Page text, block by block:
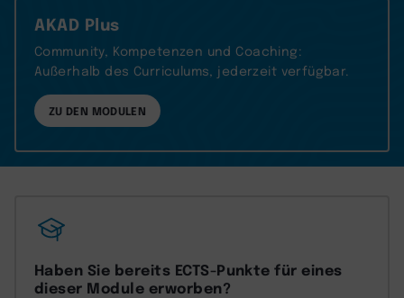
AKAD Plus
Community, Kompetenzen und Coaching:
Außerhalb des Curriculums, jederzeit verfügbar.
ZU DEN MODULEN
Haben Sie bereits ECTS-Punkte für eines
dieser Module erworben?